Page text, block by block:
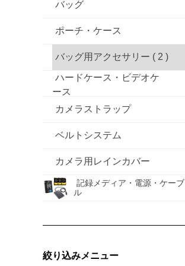
バッグ
ポーチ・ケース
バッグ用アクセサリー ( 2 )
ハードケース・ビデオケ
ース
カメラストラップ
ベルトシステム
カメラ用レインカバー
記録メディア・電源・ケーブ
ル
絞り込みメニュー